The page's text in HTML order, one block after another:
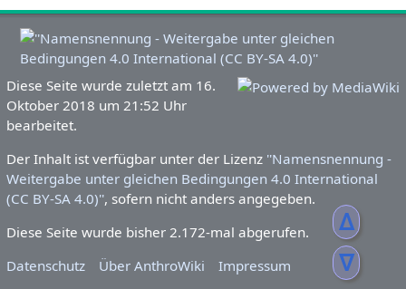
ᐃ
ᐁ
Diese Seite wurde zuletzt am 16.
Oktober 2018 um 21:52 Uhr
bearbeitet.
Der Inhalt ist verfügbar unter der Lizenz ''Namensnennung -
Weitergabe unter gleichen Bedingungen 4.0 International
(CC BY-SA 4.0)'', sofern nicht anders angegeben.
Diese Seite wurde bisher 2.172-mal abgerufen.
Datenschutz
Über AnthroWiki Impressum